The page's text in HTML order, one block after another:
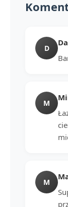
D
M
M